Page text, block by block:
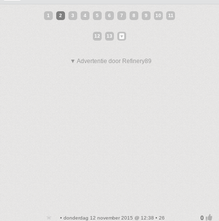
1 2 3 4 5 6 7 8 9 10 11
12 13
▼ Advertentie door Refinery89
• donderdag 12 november 2015 @ 12:38 • 26